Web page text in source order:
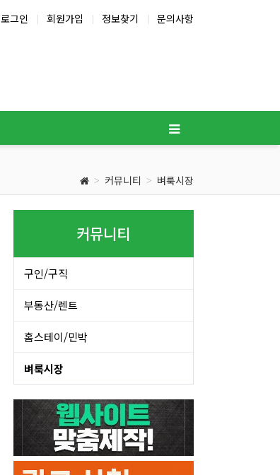
로그인 회원가입 정보찾기 문의사항
커뮤니티 벼룩시장
커뮤니티
구인/구직
부동산/렌트
홈스테이/민박
벼룩시장